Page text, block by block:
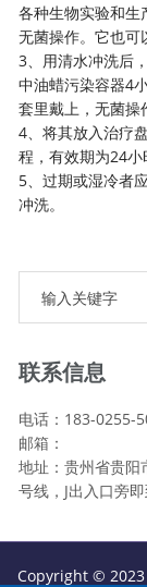
各种生物实验和生
无菌操作。它也可
3、用清水冲洗后
中油蜡污染容器4
套里戴上，无菌操
4、将其放入治疗
程，有效期为24小
5、过期或湿冷者
冲洗。
联系信息
电话：183-0255-
邮箱：
地址：贵州省贵阳
号线，J出入口旁即
Copyright © 2023